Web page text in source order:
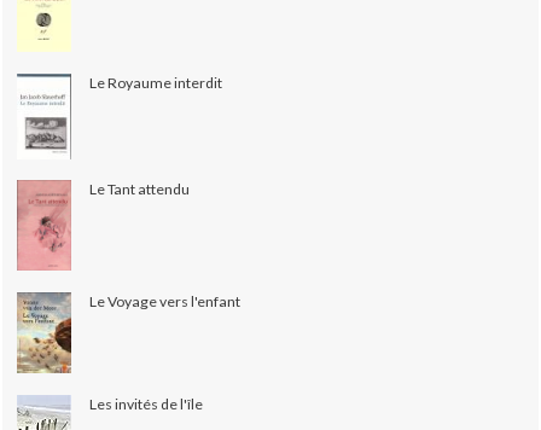
Le Royaume interdit
Le Tant attendu
Le Voyage vers l'enfant
Les invités de l'île